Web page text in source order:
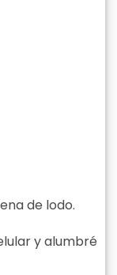
de lodo.
y alumbré